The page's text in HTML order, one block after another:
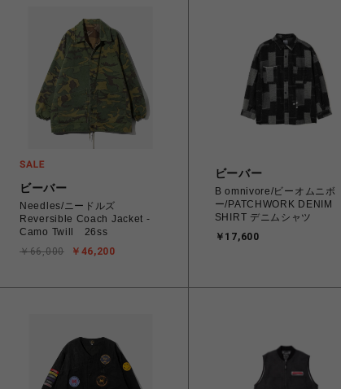
ビーバー
Needles/ニードルズ
Reversible Coach Jacket -
Camo Twill 26ss
￥46,200
￥66,000
ビーバー
B omnivore/ビーオムニボ
ー/PATCHWORK DENIM
SHIRT デニムシャツ
￥17,600